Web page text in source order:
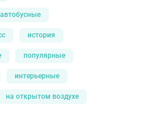
автобусные
история
популярные
интерьерные
на открытом воздухе